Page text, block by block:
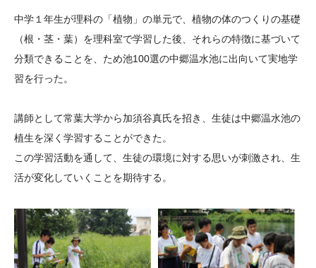
年報一覧 中谷財団レポート
ム
科学教育振興助成・
次世代理系人材育成プ
アクセス よくあるご質問
サイトマップ 中谷財団アーカイブ
日本語 English マイページ
中学１年生が理科の「植物」の単元で、植物の体のつくりの基礎
（根・茎・葉）を理科室で学習した後、それらの特徴に基づいて
分類できることを、ため池100選の中郷温水池に出向いて実地学
習を行った。
講師として常葉大学から加須谷真氏を招き、生徒は中郷温水池の
植生を深く学習することができた。
この学習活動を通して、生徒の環境に対する思いが刺激され、生
活が変化していくことを期待する。